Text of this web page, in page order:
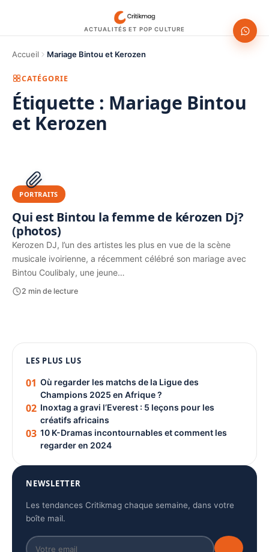
ACTUALITÉS ET POP CULTURE
Accueil Mariage Bintou et Kerozen
CATÉGORIE
Étiquette : Mariage Bintou
et Kerozen
PUBLICITÉ
PORTRAITS
Qui est Bintou la femme de kérozen Dj?
(photos)
Kerozen DJ, l’un des artistes les plus en vue de la scène
musicale ivoirienne, a récemment célébré son mariage avec
Bintou Coulibaly, une jeune…
2 min de lecture
PUBLICITÉ
LES PLUS LUS
01 Où regarder les matchs de la Ligue des
Champions 2025 en Afrique ?
02 Inoxtag a gravi l’Everest : 5 leçons pour les
créatifs africains
03 10 K-Dramas incontournables et comment les
regarder en 2024
NEWSLETTER
Les tendances Critikmag chaque semaine, dans votre
boîte mail.